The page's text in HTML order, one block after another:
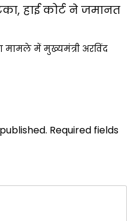
हाई कोर्ट ने जमानत
मामले में मुख्यमंत्री अरविंद
Required fields